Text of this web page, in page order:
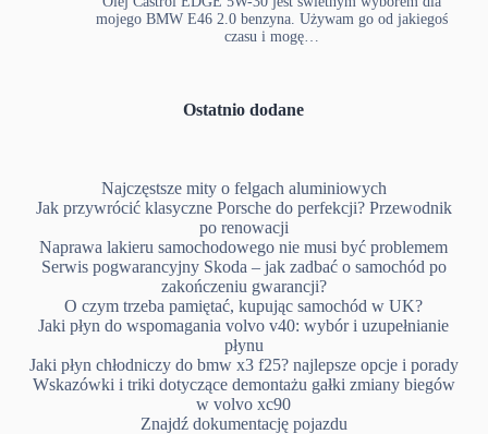
mojego BMW E46 2.0 benzyna. Używam go od jakiegoś
czasu i mogę…
Ostatnio dodane
Najczęstsze mity o felgach aluminiowych
Jak przywrócić klasyczne Porsche do perfekcji? Przewodnik
po renowacji
Naprawa lakieru samochodowego nie musi być problemem
Serwis pogwarancyjny Skoda – jak zadbać o samochód po
zakończeniu gwarancji?
O czym trzeba pamiętać, kupując samochód w UK?
Jaki płyn do wspomagania volvo v40: wybór i uzupełnianie
płynu
Jaki płyn chłodniczy do bmw x3 f25? najlepsze opcje i porady
Wskazówki i triki dotyczące demontażu gałki zmiany biegów
w volvo xc90
Znajdź dokumentację pojazdu